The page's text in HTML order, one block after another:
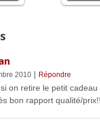
2010| Répondre
on retire le petit cadeau
bon rapport qualité/